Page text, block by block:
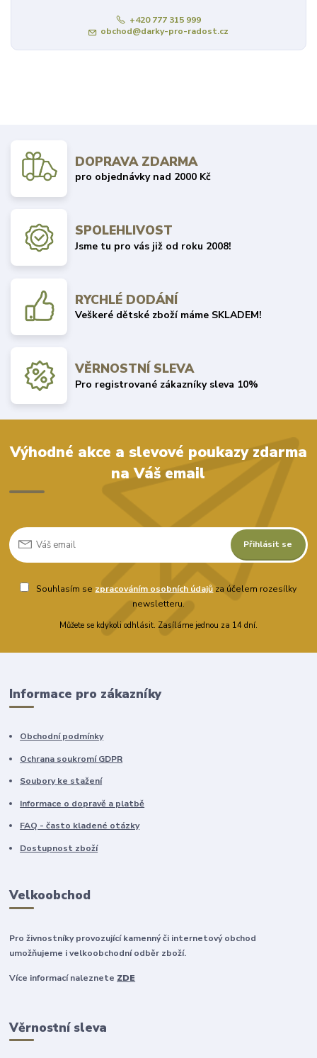
+420 777 315 999
obchod@darky-pro-radost.cz
DOPRAVA ZDARMA
pro objednávky nad 2000 Kč
SPOLEHLIVOST
Jsme tu pro vás již od roku 2008!
RYCHLÉ DODÁNÍ
Veškeré dětské zboží máme SKLADEM!
VĚRNOSTNÍ SLEVA
Pro registrované zákazníky sleva 10%
Výhodné akce a slevové poukazy zdarma
na Váš email
Přihlásit se
Souhlasím se zpracováním osobních údajů za účelem rozesílky
newsletteru.
Můžete se kdykoli odhlásit. Zasíláme jednou za 14 dní.
Informace pro zákazníky
Obchodní podmínky
Ochrana soukromí GDPR
Soubory ke stažení
Informace o dopravě a platbě
FAQ - často kladené otázky
Dostupnost zboží
Velkoobchod
Pro živnostníky provozující kamenný či internetový obchod
umožňujeme i velkoobchodní odběr zboží.
Více informací naleznete ZDE
Věrnostní sleva